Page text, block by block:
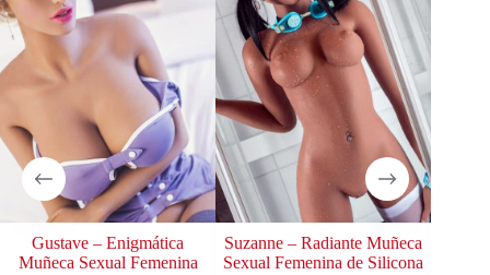
Gustave – Enigmática
Muñeca Sexual Femenina
Suzanne – Radiante Muñeca
Sexual Femenina de Silicona